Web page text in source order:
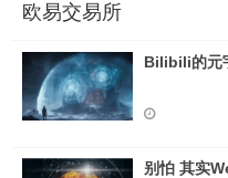
欧易交易所
Bilibili的元
别怕 其实